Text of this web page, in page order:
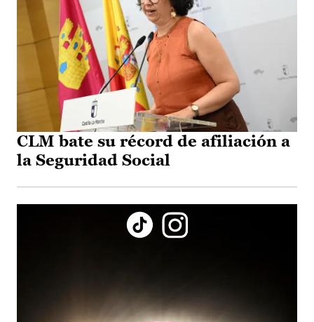
CLM bate su récord de afiliación a
la Seguridad Social